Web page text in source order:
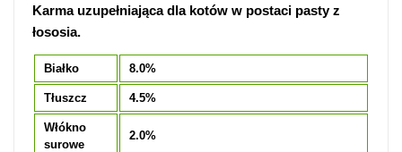
Karma uzupełniająca dla kotów w postaci pasty z
łososia.
Białko 8.0%
Tłuszcz 4.5%
Włókno
surowe
2.0%